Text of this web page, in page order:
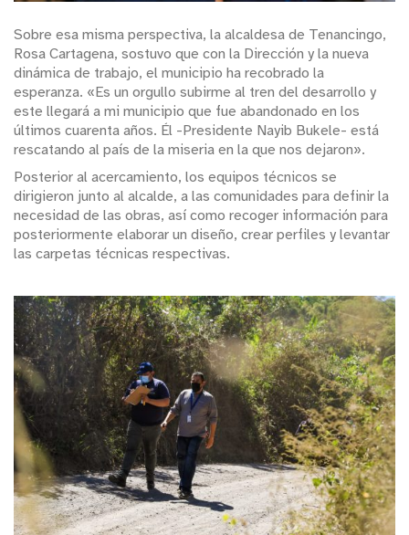
Sobre esa misma perspectiva, la alcaldesa de Tenancingo,
Rosa Cartagena, sostuvo que con la Dirección y la nueva
dinámica de trabajo, el municipio ha recobrado la
esperanza. «Es un orgullo subirme al tren del desarrollo y
este llegará a mi municipio que fue abandonado en los
últimos cuarenta años. Él -Presidente Nayib Bukele- está
rescatando al país de la miseria en la que nos dejaron».
Posterior al acercamiento, los equipos técnicos se
dirigieron junto al alcalde, a las comunidades para definir la
necesidad de las obras, así como recoger información para
posteriormente elaborar un diseño, crear perfiles y levantar
las carpetas técnicas respectivas.